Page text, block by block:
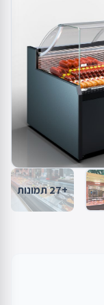
+27 תמונות